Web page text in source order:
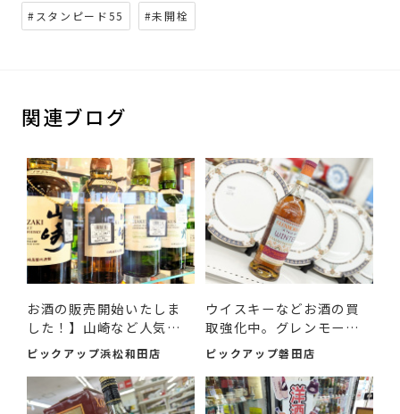
#スタンピード55 #未開栓
関連ブログ
お酒の販売開始いたしま
した！】山崎など人気ウ
イ...
ピックアップ浜松和田店
ウイスキーなどお酒の買
取強化中。グレンモーレ
ン...
ピックアップ磐田店